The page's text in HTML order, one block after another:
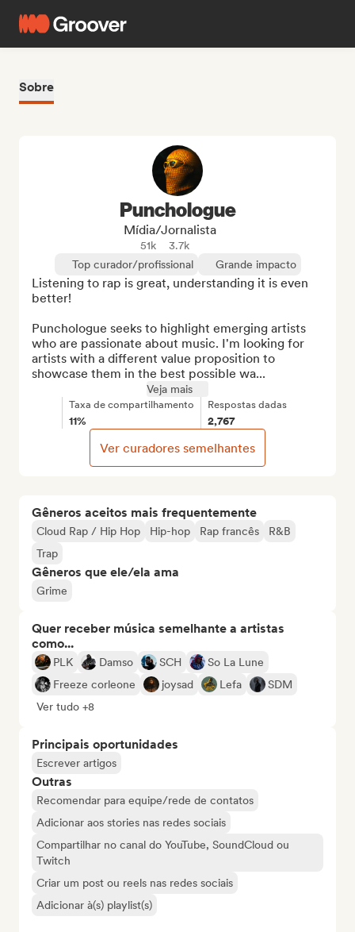
Sobre
Gêneros aceitos mais frequentemente
Cloud Rap / Hip Hop Hip-hop Rap francês
R&B
Trap
Gêneros que ele/ela ama
Grime
Quer receber música semelhante a artistas
como...
PLK Damso SCH
So La Lune
Freeze corleone
joysad Lefa
SDM
Ver tudo +8
Principais oportunidades
Escrever artigos
Outras
Recomendar para equipe/rede de contatos
Adicionar aos stories nas redes sociais
Compartilhar no canal do YouTube, SoundCloud ou
Twitch
Criar um post ou reels nas redes sociais
Adicionar à(s) playlist(s)
Punchologue
Mídia/Jornalista
51k
3.7k
Top curador/profissional
Grande impacto
Listening to rap is great, understanding it is even
better!
Punchologue seeks to highlight emerging artists
who are passionate about music. I'm looking for
artists with a different value proposition to
showcase them in the best possible wa...
Veja mais
Taxa de compartilhamento
11%
Respostas dadas
2,767
Ver curadores semelhantes